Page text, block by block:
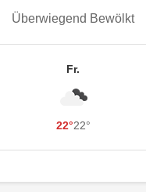
Überwiegend Bewölkt
Fr.
22°22°